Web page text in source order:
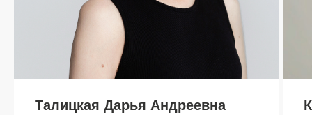
Талицкая Дарья Андреевна